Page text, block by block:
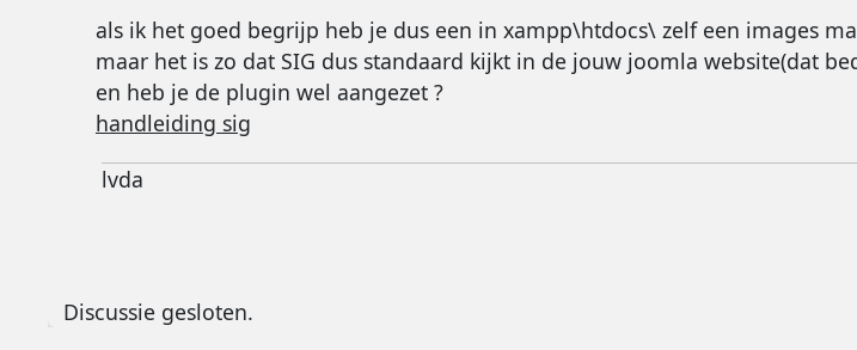
als ik het goed begrijp heb je dus een in xampp\htdocs\ zelf een images
maar het is zo dat SIG dus standaard kijkt in de jouw joomla website(dat
en heb je de plugin wel aangezet ?
handleiding sig
lvda
Discussie gesloten.